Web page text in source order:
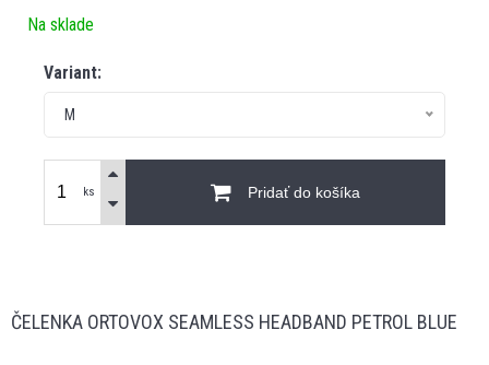
Na sklade
Variant:
M
ks Pridať do košíka
ČELENKA ORTOVOX SEAMLESS HEADBAND PETROL BLUE